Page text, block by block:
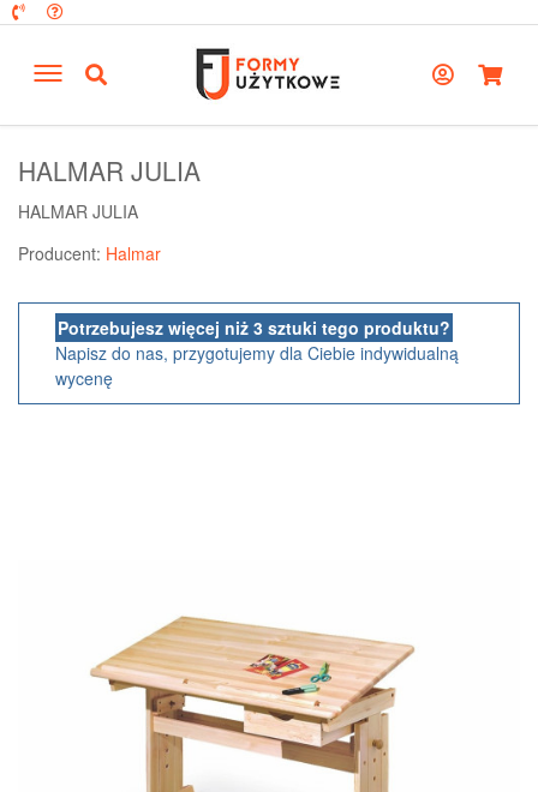
HALMAR JULIA
HALMAR JULIA
Producent: Halmar
Potrzebujesz więcej niż 3 sztuki tego produktu?
Napisz do nas, przygotujemy dla Ciebie indywidualną
wycenę